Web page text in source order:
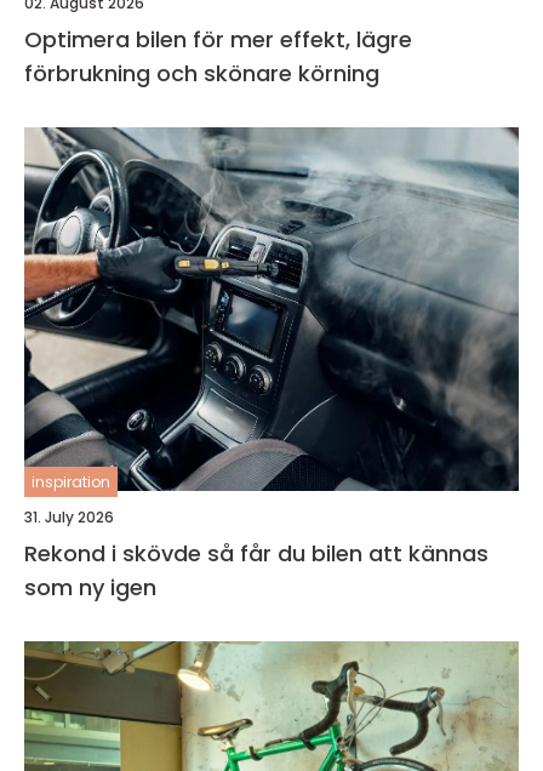
Optimera bilen för mer effekt, lägre
förbrukning och skönare körning
inspiration
31. July 2026
Rekond i skövde så får du bilen att kännas
som ny igen